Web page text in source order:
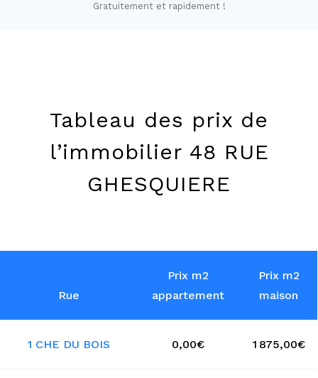
Gratuitement et rapidement !
Tableau des prix de
l’immobilier 48 RUE
GHESQUIERE
Rue
Prix m2
appartement
Prix m2
maison
1 CHE DU BOIS 0,00€ 1 875,00€